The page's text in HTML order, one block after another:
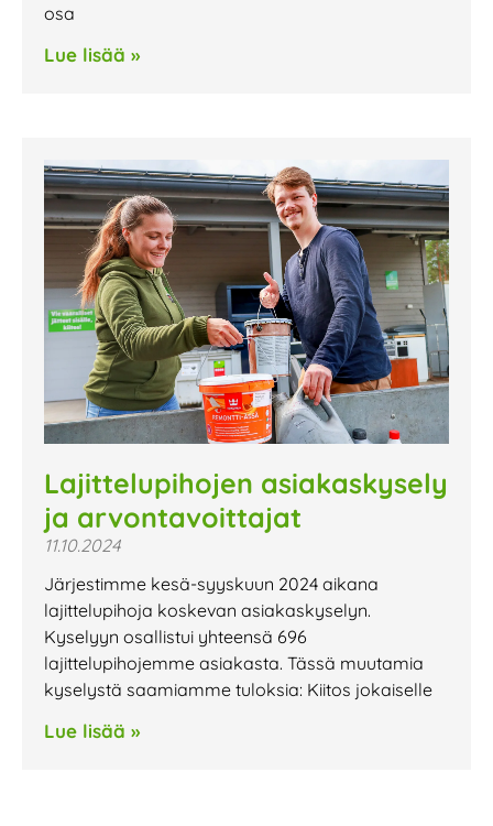
osa
Lue lisää »
Lajittelupihojen asiakaskysely
ja arvontavoittajat
11.10.2024
Järjestimme kesä-syyskuun 2024 aikana
lajittelupihoja koskevan asiakaskyselyn.
Kyselyyn osallistui yhteensä 696
lajittelupihojemme asiakasta. Tässä muutamia
kyselystä saamiamme tuloksia: Kiitos jokaiselle
Lue lisää »